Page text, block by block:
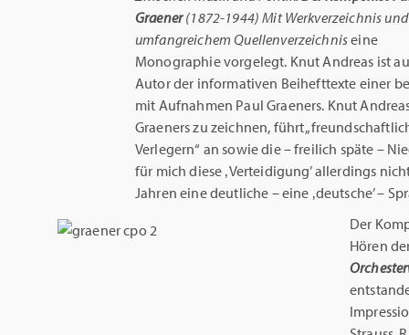
Graener(1872-1944) Mit Werkverzeichnis und
umfangreichem Quellenverzeichniseine
Monographie vorgelegt. Knut Andreas ist
Autor der informativen Beihefttexte einer
mit Aufnahmen Paul Graeners. Knut
Graeners zu zeichnen, führt
Verlegern“ an sowie die ­– freilich späte ­–
für mich diese ‚Verteidigung’ allerdings
Jahren eine deutliche – eine ‚deutsche’ –
Der
Hören